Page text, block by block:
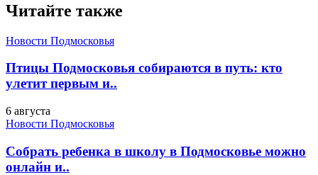
Читайте также
Новости Подмосковья
Птицы Подмосковья собираются в путь: кто
улетит первым и..
6 августа
Новости Подмосковья
Собрать ребенка в школу в Подмосковье можно
онлайн и..